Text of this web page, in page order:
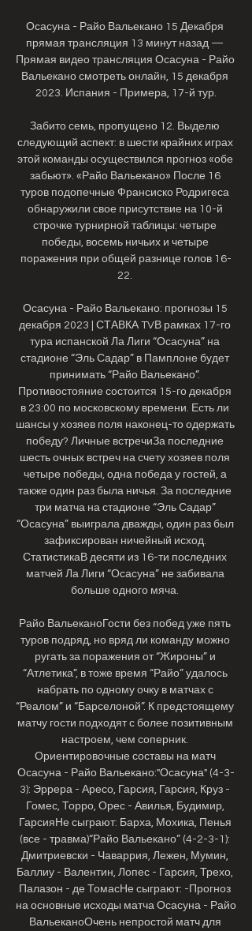
Осасуна - Райо Вальекано 15 Декабря
прямая трансляция 13 минут назад —
Прямая видео трансляция Осасуна - Райо
Вальекано смотреть онлайн, 15 декабря
2023. Испания - Примера, 17-й тур.
Забито семь, пропущено 12. Выделю
следующий аспект: в шести крайних играх
этой команды осуществился прогноз «обе
забьют». «Райо Вальекано» После 16
туров подопечные Франсиско Родригеса
обнаружили свое присутствие на 10-й
строчке турнирной таблицы: четыре
победы, восемь ничьих и четыре
поражения при общей разнице голов 16-
22.
Осасуна - Райо Вальекано: прогнозы 15
декабря 2023 | СТАВКА TVВ рамках 17-го
тура испанской Ла Лиги “Осасуна” на
стадионе “Эль Садар” в Памплоне будет
принимать “Райо Вальекано”.
Противостояние состоится 15-го декабря
в 23:00 по московскому времени. Есть ли
шансы у хозяев поля наконец-то одержать
победу? Личные встречиЗа последние
шесть очных встреч на счету хозяев поля
четыре победы, одна победа у гостей, а
также один раз была ничья. За последние
три матча на стадионе “Эль Садар”
“Осасуна” выиграла дважды, один раз был
зафиксирован ничейный исход.
СтатистикаВ десяти из 16-ти последних
матчей Ла Лиги “Осасуна” не забивала
больше одного мяча.
Райо ВальеканоГости без побед уже пять
туров подряд, но вряд ли команду можно
ругать за поражения от “Жироны” и
“Атлетика”, в тоже время “Райо” удалось
набрать по одному очку в матчах с
“Реалом” и “Барселоной”. К предстоящему
матчу гости подходят с более позитивным
настроем, чем соперник.
Ориентировочные составы на матч
Осасуна - Райо Вальекано:"Осасуна" (4-3-
3): Эррера - Аресо, Гарсия, Гарсия, Круз -
Гомес, Торро, Орес - Авилья, Будимир,
ГарсияНе сыграют: Барха, Мохика, Пенья
(все - травма)“Райо Вальекано” (4-2-3-1):
Дмитриевски - Чаваррия, Лежен, Мумин,
Баллиу - Валентин, Лопес - Гарсия, Трехо,
Палазон - де ТомасНе сыграют: -Прогноз
на основные исходы матча Осасуна - Райо
ВальеканоОчень непростой матч для